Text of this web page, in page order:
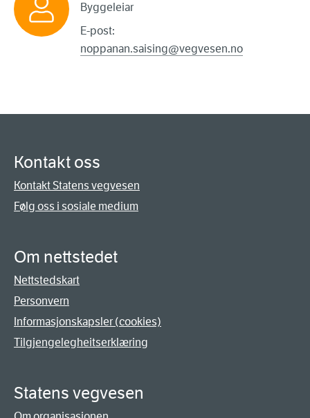
Byggeleiar
E-post:
noppanan.saising@vegvesen.no
Kontakt oss
Kontakt Statens vegvesen
Følg oss i sosiale medium
Om nettstedet
Nettstedskart
Personvern
Informasjonskapsler (cookies)
Tilgjengelegheitserklæring
Statens vegvesen